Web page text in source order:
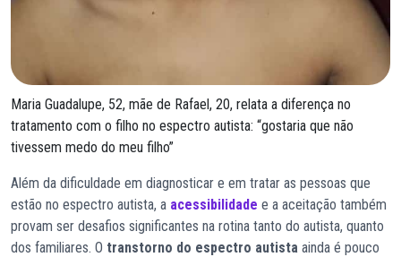
Maria Guadalupe, 52, mãe de Rafael, 20, relata a diferença no
tratamento com o filho no espectro autista: “gostaria que não
tivessem medo do meu filho”
Além da dificuldade em diagnosticar e em tratar as pessoas que
estão no espectro autista, a acessibilidade e a aceitação também
provam ser desafios significantes na rotina tanto do autista, quanto
dos familiares. O transtorno do espectro autista ainda é pouco